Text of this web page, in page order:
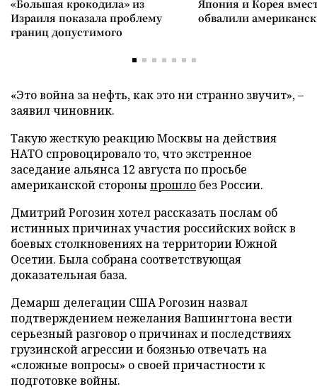
«Большая крокодила» из
Израиля показала проблему
границ допустимого
Япония и Корея
обвалили
«Это война за нефть, как это ни странно звучит», –
заявил чиновник.
Такую жесткую реакцию Москвы на действия
НАТО спровоцировало то, что экстренное
заседание альянса 12 августа по просьбе
американской стороныпрошло без России.
Дмитрий Рогозин хотел рассказать послам об
истинных причинах участия российских войск в
боевых столкновениях на территории Южной
Осетии. Была собрана соответствующая
доказательная база.
Демарш делегации США Рогозин назвал
подтверждением нежелания Вашингтона вести
серьезный разговор о причинах и последствиях
грузинской агрессии и боязнью отвечать на
«сложные вопросы» о своей причастности к
подготовке войны.